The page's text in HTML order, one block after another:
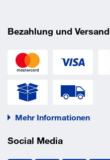
Bezahlung und Versand
Mehr Informationen
Social Media